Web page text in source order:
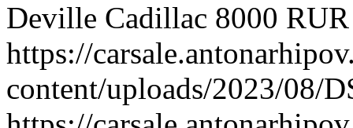
Deville Cadillac 8000 RUR
https://
content/uploads/2023/08/